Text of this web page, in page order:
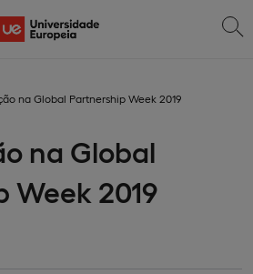
na Global Partnership Week 2019
na Global
Week 2019